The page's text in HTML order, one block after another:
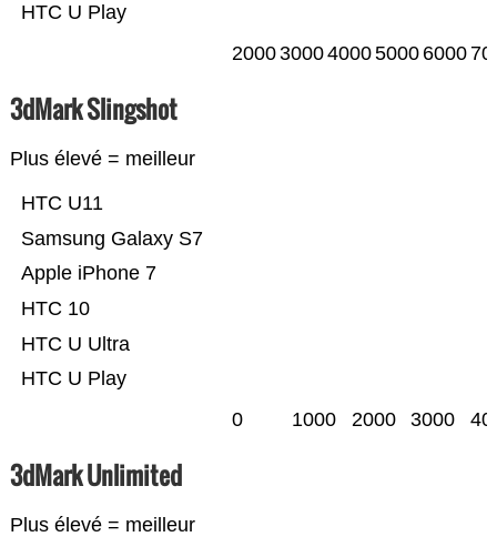
HTC U Play
2000300040005000 6000
3dMark Slingshot
Plus élevé = meilleur
HTC U Play
HTC U Ultra
HTC 10
Apple iPhone 7
Samsung Galaxy S7
HTC U11
0 1000 2000 3000
3dMark Unlimited
Plus élevé = meilleur